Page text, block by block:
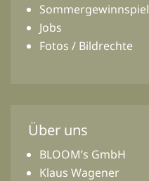
Sommergewinnspiel
Jobs
Fotos / Bildrechte
Über uns
BLOOM’s GmbH
Klaus Wagener